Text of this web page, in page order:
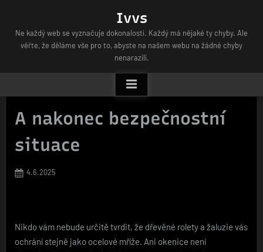
content
Ivvs
Ne každý web se vyznačuje dokonalostí. Každý má nějaké ty chyby. Ale
věřte, že děláme vše pro to, abyste na našem webu na žádné chyby
nenarazili.
A nakonec bezpečnostní
situace
Posted
4.6.2025
Nikdo vám nebude určitě tvrdit, že dřevěné roletya žaluzie vás
ochrání stejně jako ocelové mříže. Ani okenice není